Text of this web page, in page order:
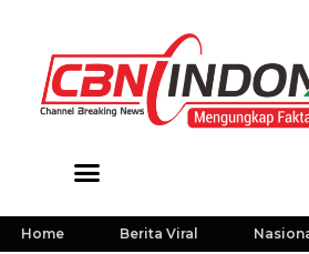
Home Berita Viral